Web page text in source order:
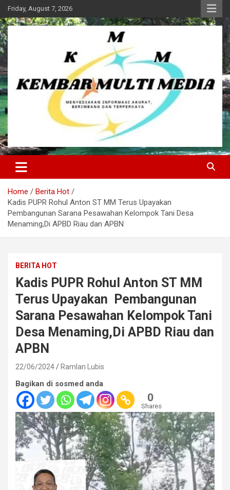
Skip
to
content
Friday, August 7, 2026
Kembar Multi Media
Home
Berita Hot
Kadis PUPR Rohul Anton ST MM Terus Upayakan
Pembangunan Sarana Pesawahan Kelompok Tani Desa
Menaming,Di APBD Riau dan APBN
BERITA HOT
Kadis PUPR Rohul Anton ST MM
Terus Upayakan Pembangunan
Sarana Pesawahan Kelompok Tani
Desa Menaming,Di APBD Riau dan
APBN
22/06/2024 Ramlan Lubis
Bagikan di sosmed anda
0
Shares